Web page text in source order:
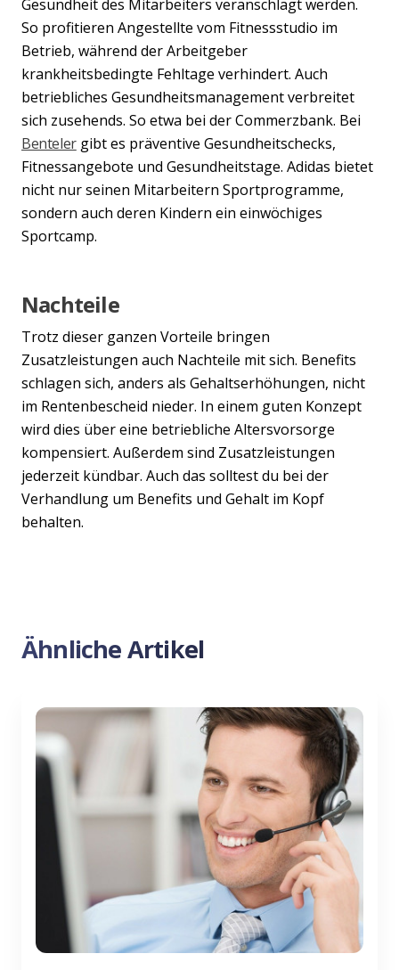
Gesundheit des Mitarbeiters veranschlagt werden.
So profitieren Angestellte vom Fitnessstudio im
Betrieb, während der Arbeitgeber
krankheitsbedingte Fehltage verhindert. Auch
betriebliches Gesundheitsmanagement verbreitet
sich zusehends. So etwa bei der Commerzbank. Bei
Bentelergibt es präventive Gesundheitschecks,
Fitnessangebote und Gesundheitstage. Adidas bietet
nicht nur seinen Mitarbeitern Sportprogramme,
sondern auch deren Kindern ein einwöchiges
Sportcamp.
Nachteile
Trotz dieser ganzen Vorteile bringen
Zusatzleistungen auch Nachteile mit sich. Benefits
schlagen sich, anders als Gehaltserhöhungen, nicht
im Rentenbescheid nieder. In einem guten Konzept
wird dies über eine betriebliche Altersvorsorge
kompensiert. Außerdem sind Zusatzleistungen
jederzeit kündbar. Auch das solltest du bei der
Verhandlung um Benefits und Gehalt im Kopf
behalten.
Ähnliche Artikel